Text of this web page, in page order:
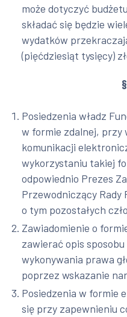
może dotyczyć
składać się będzie
wydatków
(pięćdziesiąt tysięcy)
Posiedzenia władz
w formie zdalnej, przy
komunikacji
wykorzystaniu takiej
odpowiednio Prezes
Przewodniczący Rady
o tym pozostałych
Zawiadomienie o
zawierać opis
wykonywania prawa
poprzez wskazanie
Posiedzenia w formie
się przy zapewnieniu